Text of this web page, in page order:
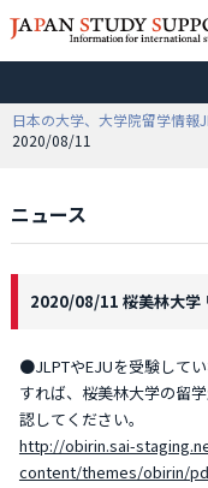
日本の大学、大学院留学情報
2020/08/11
ニュース
2020/08/11 桜美林大学
●JLPTやEJUを受験して
すれば、桜美林大学の留
認してください。
http://obirin.sai-
content/themes/obirin/